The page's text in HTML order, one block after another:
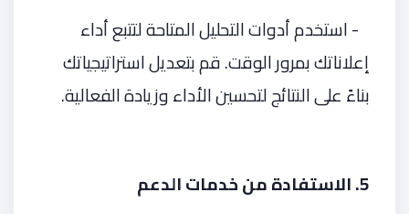
- استخدم أدوات التحليل المتاحة لتتبع أداء
إعلاناتك بمرور الوقت. قم بتعديل استراتيجياتك
بناءً على النتائج لتحسين الأداء وزيادة الفعالية.
5. الاستفادة من خدمات الدعم